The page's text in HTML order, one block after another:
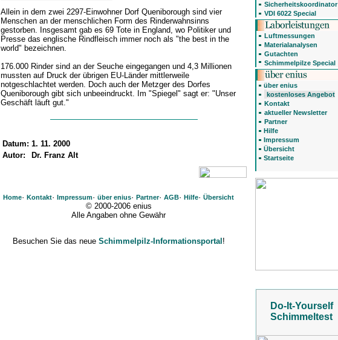
Allein in dem zwei 2297-Einwohner Dorf Queniborough sind vier
Menschen an der menschlichen Form des Rinderwahnsinns
gestorben. Insgesamt gab es 69 Tote in England, wo Politiker und
Presse das englische Rindfleisch immer noch als "the best in the
world" bezeichnen.
176.000 Rinder sind an der Seuche eingegangen und 4,3 Millionen
mussten auf Druck der übrigen EU-Länder mittlerweile
notgeschlachtet werden. Doch auch der Metzger des Dorfes
Queniborough gibt sich unbeeindruckt. Im "Spiegel" sagt er: "Unser
Geschäft läuft gut."
Datum: 1. 11. 2000
Autor:
Dr. Franz Alt
Home· Kontakt· Impressum· über enius· Partner· AGB· Hilfe· Übersicht
© 2000-2006 enius
Alle Angaben ohne Gewähr
Besuchen Sie das neue Schimmelpilz-Informationsportal !
Sicherheitskoordinator
VDI 6022 Special
Luftmessungen
Materialanalysen
Gutachten
Schimmelpilze Special
über enius
kostenloses Angebot
Kontakt
aktueller Newsletter
Partner
Hilfe
Impressum
Übersicht
Startseite
Do-It-Yourself
Schimmeltest